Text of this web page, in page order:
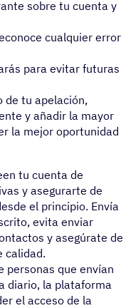
sobre tu cuenta y
cualquier error
para evitar futuras
de tu apelación,
y añadir la mayor
la mejor oportunidad
tu cuenta de
y asegurarte de
el principio. Envía
evita enviar
y asegúrate de
calidad.
personas que envían
diario, la plataforma
el acceso de la